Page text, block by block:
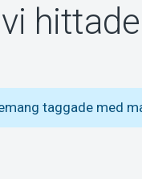
taggade med